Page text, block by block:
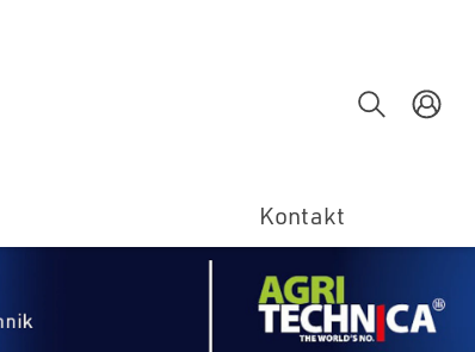
Suche
Kontakt